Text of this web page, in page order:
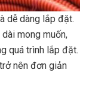
dễ dàng lắp đặt.
mong muốn,
quá trình lắp đặt.
nên đơn giản